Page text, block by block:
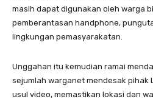
masih dapat digunakan oleh warga
pemberantasan handphone,
lingkungan pemasyarakatan.
Unggahan itu kemudian ramai
sejumlah warganet mendesak pihak
usul video, memastikan lokasi dan